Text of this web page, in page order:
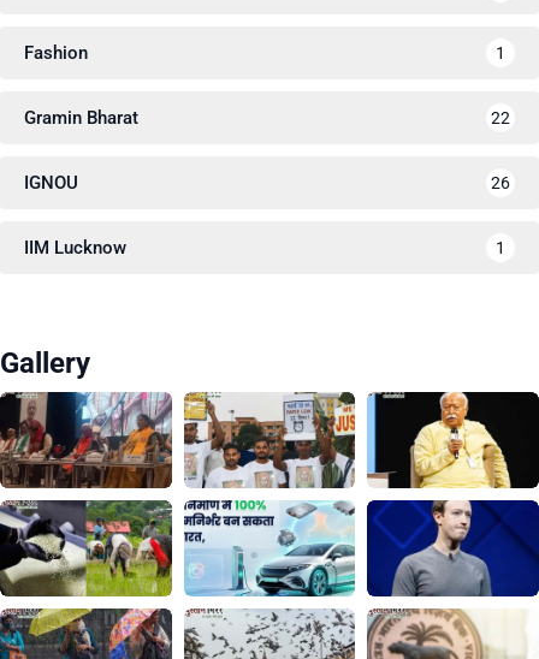
Fashion 1
Gramin Bharat 22
IGNOU 26
IIM Lucknow 1
Gallery